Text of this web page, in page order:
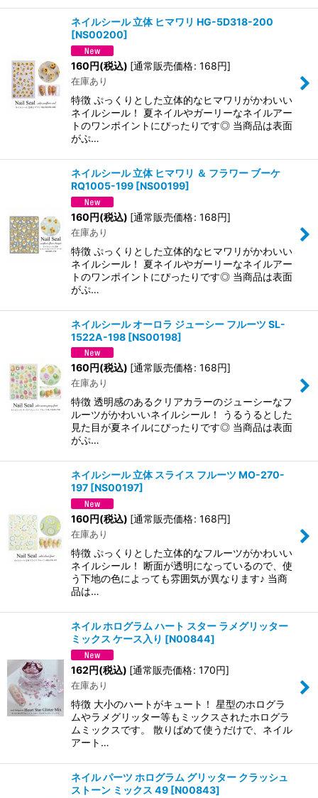
ネイルシール 立体 ヒマワリ HG-5D318-200
[NS00200]
160円(税込) [通常販売価格: 168円]
在庫あり
特徴 ぷっくりとした立体的なヒマワリがかわいい
ネイルシール！ 夏ネイルやガーリーなネイルアー
トのワンポイントにぴったりです◎ 当商品は表面
がぷ…
ネイルシール 立体 ヒマワリ ＆ フラワー ブーケ
RQ1005-199 [NS00199]
160円(税込) [通常販売価格: 168円]
在庫あり
特徴 ぷっくりとした立体的なヒマワリがかわいい
ネイルシール！ 夏ネイルやガーリーなネイルアー
トのワンポイントにぴったりです◎ 当商品は表面
がぷ…
ネイルシール オーロラ ジューシー フルーツ SL-
1522A-198 [NS00198]
160円(税込) [通常販売価格: 168円]
在庫あり
特徴 透明感のあるクリアカラーのジューシーなフ
ルーツがかわいいネイルシール！ うるうるとした
見た目が夏ネイルにぴったりです◎ 当商品は表面
がぷ…
ネイルシール 立体 スライス フルーツ MO-270-
197 [NS00197]
160円(税込) [通常販売価格: 168円]
在庫あり
特徴 ぷっくりとした立体的なフルーツがかわいい
ネイルシール！ 断面が透明になっているので、使
う下地の色によっても雰囲気が異なります♪ 当商
品は…
ネイル ホログラム ハート スター ラメグリッター
ミックス ケース入り [N00844]
162円(税込) [通常販売価格: 170円]
在庫あり
特徴 大小のハートがキュート！ 星型のホログラ
ムやラメグリッター等もミックスされたホログラ
ムミックスです。 散りばめて使うだけで、ネイル
アート…
ネイル パーツ ホログラム グリッター クラッシュ
ストーン ミックス 49 [N00843]